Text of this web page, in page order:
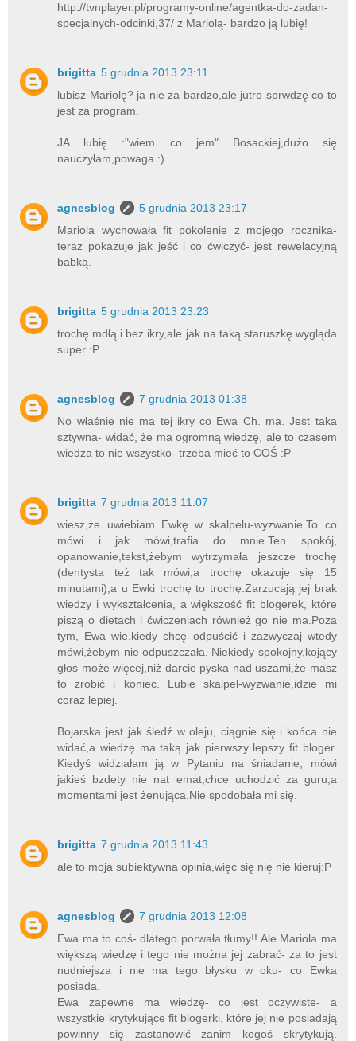
http://tvnplayer.pl/programy-online/agentka-do-zadan-
specjalnych-odcinki,37/ z Mariolą- bardzo ją lubię!
brigitta 5 grudnia 2013 23:11
lubisz Mariolę? ja nie za bardzo,ale jutro sprwdzę co to
jest za program.
JA lubię :"wiem co jem" Bosackiej,dużo się
nauczyłam,powaga :)
agnesblog
5 grudnia 2013 23:17
Mariola wychowała fit pokolenie z mojego rocznika-
teraz pokazuje jak jeść i co ćwiczyć- jest rewelacyjną
babką.
brigitta 5 grudnia 2013 23:23
trochę mdłą i bez ikry,ale jak na taką staruszkę wygląda
super :P
agnesblog
7 grudnia 2013 01:38
No właśnie nie ma tej ikry co Ewa Ch. ma. Jest taka
sztywna- widać, że ma ogromną wiedzę, ale to czasem
wiedza to nie wszystko- trzeba mieć to COŚ :P
brigitta 7 grudnia 2013 11:07
wiesz,że uwiebiam Ewkę w skalpelu-wyzwanie.To co
mówi i jak mówi,trafia do mnie.Ten spokój,
opanowanie,tekst,żebym wytrzymała jeszcze trochę
(dentysta też tak mówi,a trochę okazuje się 15
minutami),a u Ewki trochę to trochę.Zarzucają jej brak
wiedzy i wykształcenia, a większość fit blogerek, które
piszą o dietach i ćwiczeniach również go nie ma.Poza
tym, Ewa wie,kiedy chcę odpuścić i zazwyczaj wtedy
mówi,żebym nie odpuszczała. Niekiedy spokojny,kojący
głos może więcej,niż darcie pyska nad uszami,że masz
to zrobić i koniec. Lubie skalpel-wyzwanie,idzie mi
coraz lepiej.
Bojarska jest jak śledź w oleju, ciągnie się i końca nie
widać,a wiedzę ma taką jak pierwszy lepszy fit bloger.
Kiedyś widziałam ją w Pytaniu na śniadanie, mówi
jakieś bzdety nie nat emat,chce uchodzić za guru,a
momentami jest żenująca.Nie spodobała mi się.
brigitta 7 grudnia 2013 11:43
ale to moja subiektywna opinia,więc się nię nie kieruj:P
agnesblog
7 grudnia 2013 12:08
Ewa ma to coś- dlatego porwała tłumy!! Ale Mariola ma
większą wiedzę i tego nie można jej zabrać- za to jest
nudniejsza i nie ma tego błysku w oku- co Ewka
posiada.
Ewa zapewne ma wiedzę- co jest oczywiste- a
wszystkie krytykujące fit blogerki, które jej nie posiadają
powinny się zastanowić zanim kogoś skrytykują.